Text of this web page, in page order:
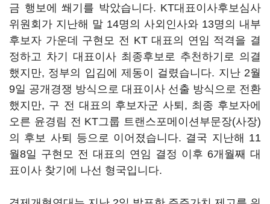
금 행보에 쐐기를 박았습니다. KT대표이사후보심사
위원회가 지난해 말 14명의 사외인사와 13명의 내부
후보자 가운데 구현모 전 KT 대표의 연임 적격을 결
정하고 차기 대표이사 최종후보로 추천하기로 의결
했지만, 정부의 입김에 제동이 걸렸습니다. 지난 2월
9일 공개경쟁 방식으로 대표이사 선출 방식으로 전환
했지만, 구 전 대표의 후보자군 사퇴, 최종 후보자에
오른 윤경림 전 KT그룹 트랜스포메이션부문장(사장)
의 후보 사퇴 등으로 이어졌습니다. 결국 지난해 11
월8일 구현모 전 대표의 연임 결정 이후 6개월째 대
표이사 찾기에 나선 형국입니다.